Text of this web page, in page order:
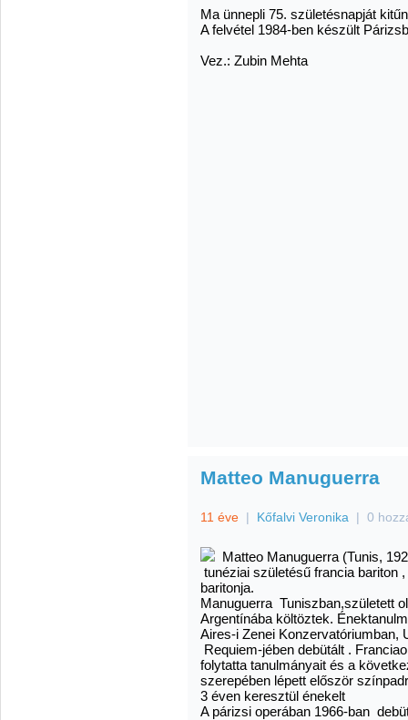
Ma ünnepli 75. születésnapját
A felvétel 1984-ben készült
Vez.: Zubin Mehta
Matteo Manuguerra
11 éve | Kőfalvi Veronika | 0
Matteo Manuguerra (Tunis,
tunéziai születésű francia bariton
baritonja.
Manuguerra Tuniszban,született
Argentínába költöztek.
Aires-i Zenei
Requiem-jében debütált .
folytatta tanulmányait és a
szerepében lépett először
3 éven keresztül énekelt
A párizsi operában 1966-ban